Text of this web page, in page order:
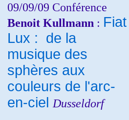
09/09/09 Conférence
Benoit Kullmann : Fiat
Lux : de la
musique des
sphères aux
couleurs de l'arc-
en-ciel Dusseldorf